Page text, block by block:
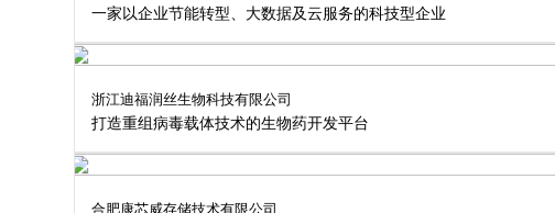
一家以企业节能转型、大数据及云服务的科技型企业
浙江迪福润丝生物科技有限公司
打造重组病毒载体技术的生物药开发平台
合肥康芯威存储技术有限公司